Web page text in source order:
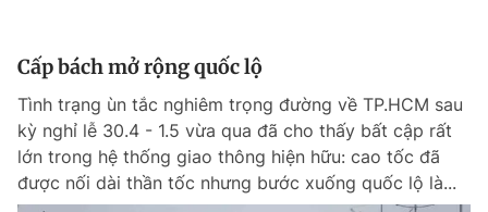
Chuyên mục
Chuyên mục khác
Thông tin tài khoản
Đổi mật khẩu
Tin đã lưu
Cấp bách mở rộng quốc lộ
Tình trạng ùn tắc nghiêm trọng đường về TP.HCM sau
kỳ nghỉ lễ 30.4 - 1.5 vừa qua đã cho thấy bất cập rất
lớn trong hệ thống giao thông hiện hữu: cao tốc đã
được nối dài thần tốc nhưng bước xuống quốc lộ là...